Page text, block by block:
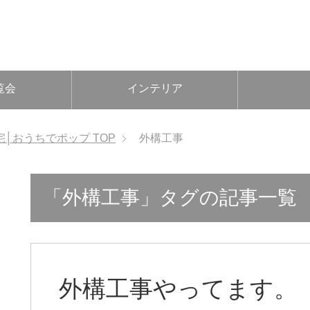
会 インテリア
│おうちでポップTOP 外構工事
「外構工事」タグの記事一覧
外構工事やってます。